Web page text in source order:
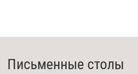
Письменные столы